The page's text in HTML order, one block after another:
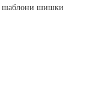
шаблони шишки